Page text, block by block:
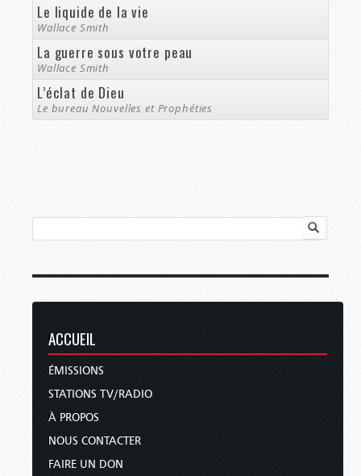
Le liquide de la vie
Wallace Smith
La guerre sous votre peau
Wallace Smith
L’éclat de Dieu
Le bureau Nouvelles et Prophéties
ACCUEIL
ÉMISSIONS
STATIONS TV/RADIO
À PROPOS
NOUS CONTACTER
FAIRE UN DON